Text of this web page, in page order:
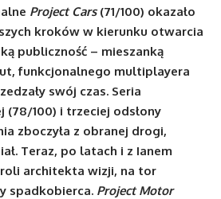
Project Cars(71/100) okazało
kroków w kierunku otwarcia
publiczność – mieszanką
funkcjonalnego multiplayera
swój czas. Seria
(78/100) i trzeciej odsłony
zboczyła z obranej drogi,
Teraz, po latach i z Ianem
architekta wizji, na tor
spadkobierca. Project Motor